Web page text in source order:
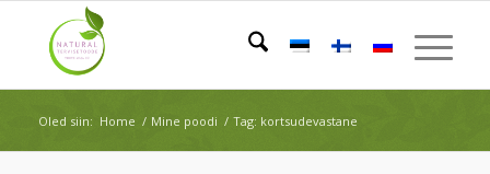
Oled siin: Home / Mine poodi / Tag: kortsudevastane